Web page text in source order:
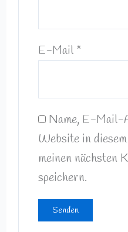
E-Mail *
Name, E-Mail-
Website in
meinen nächsten
speichern.